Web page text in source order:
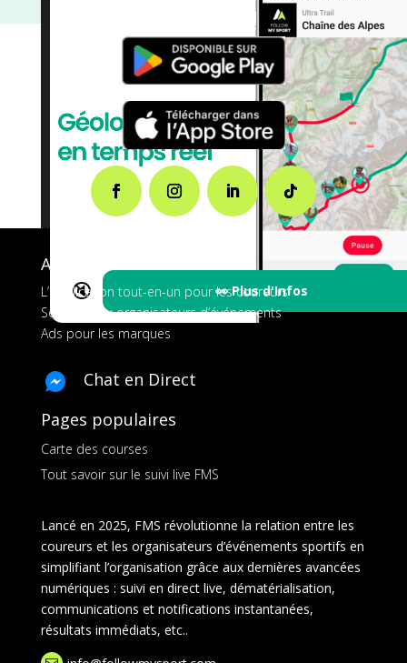
🔇 👀 Plus d'Infos
A propos de FMS
L’application tout-en-un pour les coureurs
Services aux organisateurs d’événements
Ads pour les marques
Chat en Direct
Pages populaires
Carte des courses
Tout savoir sur le suivi live FMS
Lancé en 2025, FMS révolutionne la relation entre les
coureurs et les organisateurs d’événements sportifs en
simplifiant l’organisation grâce aux dernières avancées
numériques : suivi en direct live, dématérialisation,
communications et notifications instantanées,
résultats immédiats, etc..